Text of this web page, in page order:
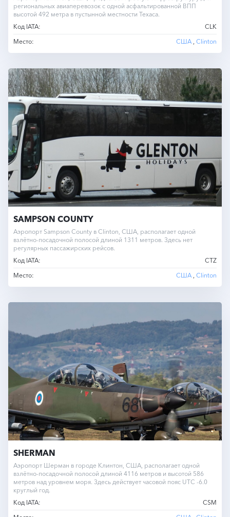
региональных авиаперевозок с одной асфальтированной ВПП
высотой 492 метра в пустынной местности Техаса.
Код IATA:
CLK
Место:
США , Clinton
SAMPSON COUNTY
Аэропорт Sampson County в Clinton, США, располагает одной
взлётно-посадочной полосой длиной 1311 метров. Здесь нет
регулярных пассажирских рейсов.
Код IATA:
CTZ
Место:
США Clinton
SHERMAN
Аэропорт Шерман в городе Клинтон, США, располагает одной
взлётно-посадочной полосой длиной 4116 метров и высотой 586
метров над уровнем моря. Здесь действует часовой пояс UTC -6.0
круглый год.
Код IATA:
CSM